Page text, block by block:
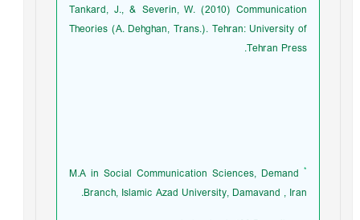
Tankard, J., & Severin, W. (2010) Communication
Theories (A. Dehghan, Trans.). Tehran: University of
Tehran Press.
M.A in Social Communication Sciences, Demand
Branch, Islamic Azad University, Damavand , Iran.